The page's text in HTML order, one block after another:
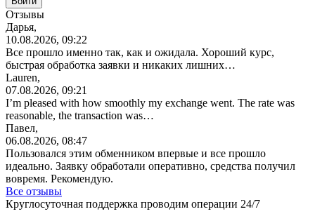
Отзывы
Дарья,
10.08.2026, 09:22
Все прошло именно так, как и ожидала. Хороший курс,
быстрая обработка заявки и никаких лишних…
Lauren,
07.08.2026, 09:21
I’m pleased with how smoothly my exchange went. The rate was
reasonable, the transaction was…
Павел,
06.08.2026, 08:47
Пользовался этим обменником впервые и все прошло
идеально. Заявку обработали оперативно, средства получил
вовремя. Рекомендую.
Все отзывы
Круглосуточная поддержка проводим операции 24/7